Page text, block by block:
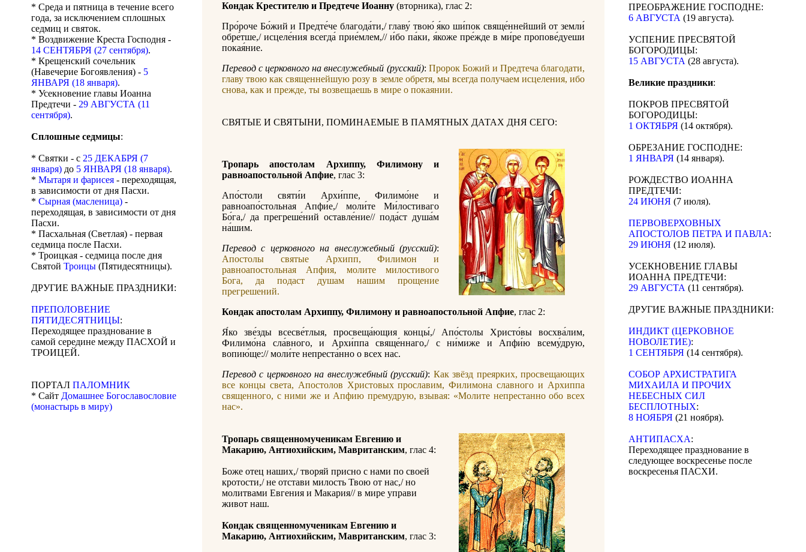
* Среда и пятница в течение всего
года, за исключением сплошных
седмиц и святок.
* Воздвижение Креста Господня -
14 СЕНТЯБРЯ (27 сентября).
* Крещенский сочельник
(Навечерие Богоявления) - 5
ЯНВАРЯ (18 января).
* Усекновение главы Иоанна
Предтечи - 29 АВГУСТА (11
сентября).
Сплошные седмицы:
* Святки - с 25 ДЕКАБРЯ (7
января) до 5 ЯНВАРЯ (18 января).
* Мытаря и фарисея - переходящая,
в зависимости от дня Пасхи.
* Сырная (масленица) -
переходящая, в зависимости от дня
Пасхи.
* Пасхальная (Светлая) - первая
седмица после Пасхи.
* Троицкая - седмица после дня
Святой Троицы (Пятидесятницы).
ДРУГИЕ ВАЖНЫЕ ПРАЗДНИКИ:
ПРЕПОЛОВЕНИЕ
ПЯТИДЕСЯТНИЦЫ:
Переходящее празднование в
самой середине между ПАСХОЙ и
ТРОИЦЕЙ.
ПОРТАЛ ПАЛОМНИК
* Сайт Домашнее Богославословие
(монастырь в миру)
Кондак Крестителю и Предтече Иоанну (вторника), глас 2:
Про́роче Бо́жий и Предте́че благода́ти,/ главу́ твою́ я́ко ши́пок свяще́ннейший от земли́
обре́тше,/ исцеле́ния всегда́ прие́млем,// и́бо па́ки, я́коже пре́жде в ми́ре пропове́дуеши
покая́ние.
Перевод с церковного на внеслужебный (русский): Пророк Божий и Предтеча благодати,
главу твою как священнейшую розу в земле обретя, мы всегда получаем исцеления, ибо
снова, как и прежде, ты возвещаешь в мире о покаянии.
СВЯТЫЕ И СВЯТЫНИ, ПОМИНАЕМЫЕ В ПАМЯТНЫХ ДАТАХ ДНЯ СЕГО:
Тропарь апостолам Архиппу, Филимону и
равноапостольной Апфие, глас 3:
Апо́столи святи́и Архи́ппе, Филимо́не и
равноапо́стольная Апфи́е,/ моли́те Ми́лостиваго
Бо́га,/ да прегреше́ний оставле́ние// пода́ст душа́м
на́шим.
Перевод с церковного на внеслужебный (русский):
Апостолы святые Архипп, Филимон и
равноапостольная Апфия, молите милостивого
Бога, да подаст душам нашим прощение
прегрешений.
Кондак апостолам Архиппу, Филимону и равноапостольной Апфие, глас 2:
Я́ко зве́зды всесве́тлыя, просвеща́ющия концы́,/ Апо́столы Христо́вы восхва́лим,
Филимо́на сла́вного, и Архи́ппа свяще́ннаго,/ с ни́миже и Апфи́ю всему́друю,
вопию́ще:// моли́те непреста́нно о всех нас.
Перевод с церковного на внеслужебный (русский): Как звёзд преярких, просвещающих
все концы света, Апостолов Христовых прославим, Филимона славного и Архиппа
священного, с ними же и Апфию премудрую, взывая: «Молите непрестанно обо всех
нас».
Тропарь священномученикам Евгению и
Макарию, Антиохийским, Мавританским, глас 4:
Боже отец наших,/ творяй присно с нами по своей
кротости,/ не отстави милость Твою от нас,/ но
молитвами Евгения и Макария// в мире управи
живот наш.
Кондак священномученикам Евгению и
Макарию, Антиохийским, Мавританским, глас 3:
ПРЕОБРАЖЕНИЕ ГОСПОДНЕ:
6 АВГУСТА (19 августа).
УСПЕНИЕ ПРЕСВЯТОЙ
БОГОРОДИЦЫ:
15 АВГУСТА (28 августа).
Великие праздники:
ПОКРОВ ПРЕСВЯТОЙ
БОГОРОДИЦЫ:
1 ОКТЯБРЯ (14 октября).
ОБРЕЗАНИЕ ГОСПОДНЕ:
1 ЯНВАРЯ (14 января).
РОЖДЕСТВО ИОАННА
ПРЕДТЕЧИ:
24 ИЮНЯ (7 июля).
ПЕРВОВЕРХОВНЫХ
АПОСТОЛОВ ПЕТРА И ПАВЛА:
29 ИЮНЯ (12 июля).
УСЕКНОВЕНИЕ ГЛАВЫ
ИОАННА ПРЕДТЕЧИ:
29 АВГУСТА (11 сентября).
ДРУГИЕ ВАЖНЫЕ ПРАЗДНИКИ:
ИНДИКТ (ЦЕРКОВНОЕ
НОВОЛЕТИЕ):
1 СЕНТЯБРЯ (14 сентября).
CОБОР АРХИСТРАТИГА
МИХАИЛА И ПРОЧИХ
НЕБЕСНЫХ СИЛ
БЕСПЛОТНЫХ:
8 НОЯБРЯ (21 ноября).
АНТИПАСХА:
Переходящее празднование в
следующее воскресенье после
воскресенья ПАСХИ.